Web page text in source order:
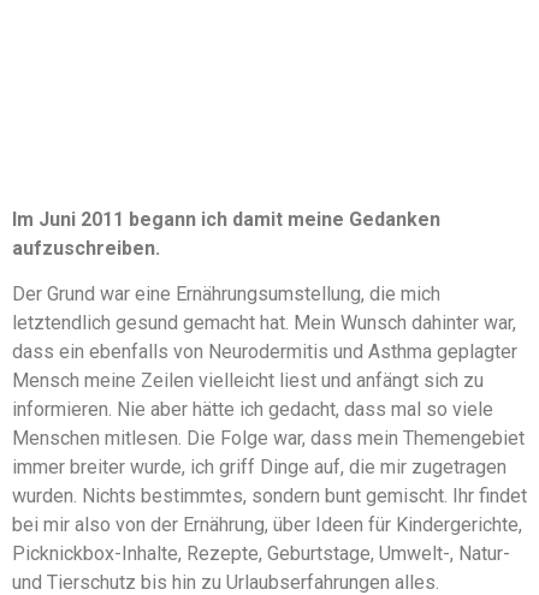
Im Juni 2011 begann ich damit meine Gedanken
aufzuschreiben.
Der Grund war eine Ernährungsumstellung, die mich
letztendlich gesund gemacht hat. Mein Wunsch dahinter war,
dass ein ebenfalls von Neurodermitis und Asthma geplagter
Mensch meine Zeilen vielleicht liest und anfängt sich zu
informieren. Nie aber hätte ich gedacht, dass mal so viele
Menschen mitlesen. Die Folge war, dass mein Themengebiet
immer breiter wurde, ich griff Dinge auf, die mir zugetragen
wurden. Nichts bestimmtes, sondern bunt gemischt. Ihr findet
bei mir also von der Ernährung, über Ideen für Kindergerichte,
Picknickbox-Inhalte, Rezepte, Geburtstage, Umwelt-, Natur-
und Tierschutz bis hin zu Urlaubserfahrungen alles.